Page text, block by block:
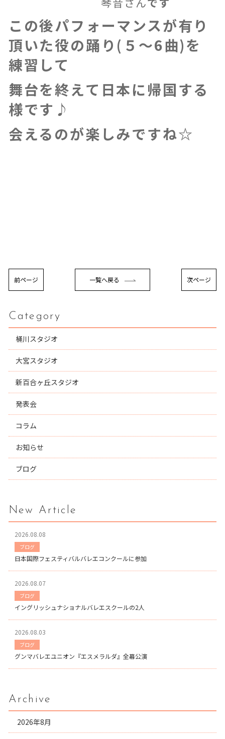
この後パフォーマンスが有り
頂いた役の踊り(５〜6曲)を
練習して
舞台を終えて日本に帰国する
様です♪
会えるのが楽しみですね☆
前ページ 一覧へ戻る 次ページ
Category
桶川スタジオ
大宮スタジオ
新百合ヶ丘スタジオ
発表会
コラム
お知らせ
ブログ
New Article
2026.08.08
ブログ
日本国際フェスティバルバレエコンクールに参加
2026.08.07
ブログ
イングリッシュナショナルバレエスクールの2人
2026.08.03
ブログ
グンマバレエユニオン『エスメラルダ』全幕公演
Archive
2026年8月